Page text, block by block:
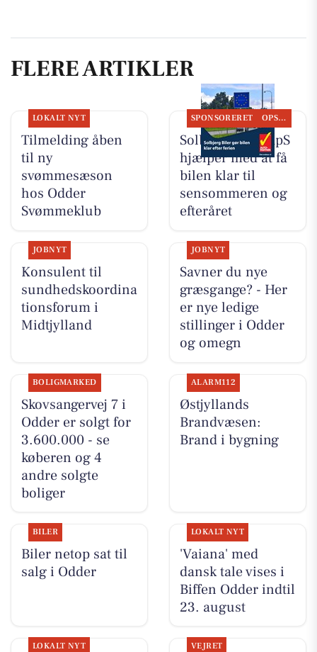
FLERE ARTIKLER
LOKALT NYT
Tilmelding åben
til ny
svømmesæson
hos Odder
Svømmeklub
SPONSORERET OPSLAGSTAVLEN
Solbjerg Biler ApS
hjælper med at få
bilen klar til
sensommeren og
efteråret
JOBNYT
Konsulent til
sundhedskoordina
tionsforum i
Midtjylland
JOBNYT
Savner du nye
græsgange? - Her
er nye ledige
stillinger i Odder
og omegn
BOLIGMARKED
Skovsangervej 7 i
Odder er solgt for
3.600.000 - se
køberen og 4
andre solgte
boliger
ALARM112
Østjyllands
Brandvæsen:
Brand i bygning
BILER
Biler netop sat til
salg i Odder
LOKALT NYT
'Vaiana' med
dansk tale vises i
Biffen Odder indtil
23. august
LOKALT NYT VEJRET